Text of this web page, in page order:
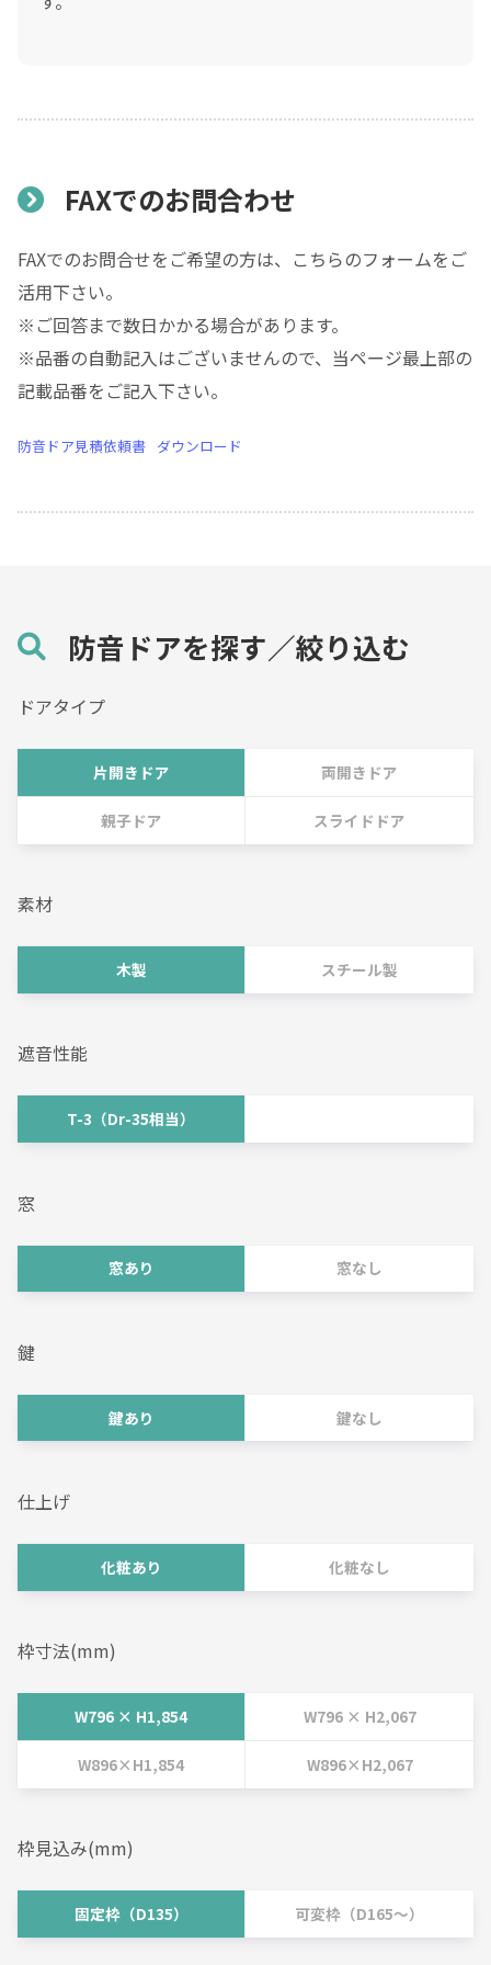
FAXでのお問合わせ
FAXでのお問合せをご希望の方は、こちらのフォームをご
活用下さい。
※ご回答まで数日かかる場合があります。
※品番の自動記入はございませんので、当ページ最上部の
記載品番をご記入下さい。
防音ドア見積依頼書 ダウンロード
防音ドアを探す／絞り込む
ドアタイプ
片開きドア 両開きドア
親子ドア スライドドア
素材
木製 スチール製
遮音性能
T-3（Dr-35相当）
窓
窓あり 窓なし
鍵
鍵あり 鍵なし
仕上げ
化粧あり 化粧なし
枠寸法(mm)
W796 × H1,854 W796 × H2,067
W896×H1,854 W896×H2,067
枠見込み(mm)
固定枠（D135） 可変枠（D165～）